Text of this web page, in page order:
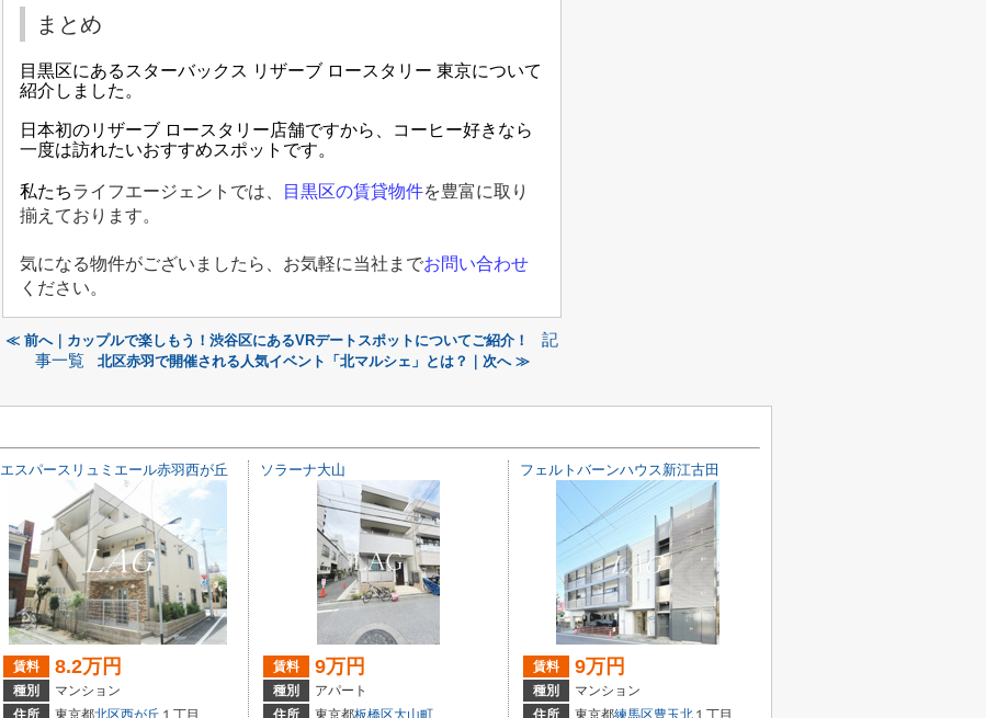
まとめ
目黒区にあるスターバックス リザーブ ロースタリー 東京について
紹介しました。
日本初のリザーブ ロースタリー店舗ですから、コーヒー好きなら
一度は訪れたいおすすめスポットです。
私たちライフエージェントでは、 目黒区の賃貸物件を豊富に取り
揃えております。
気になる物件がございましたら、お気軽に当社までお問い合わせ
ください。
≪ 前へ｜カップルで楽しもう！渋谷区にあるVRデートスポットについてご紹介！
記
事一覧
北区赤羽で開催される人気イベント「北マルシェ」とは？｜次へ ≫
エスパースリュミエール赤羽西が丘
賃料 8.2万円
種別
マンション
住所
東京都北区西が丘 １丁目
ソラーナ大山
賃料 9万円
種別
アパート
住所
東京都板橋区大山町
フェルトバーンハウス新江古田
賃料 9万円
種別
マンション
住所
東京都練馬区豊玉北 １丁目